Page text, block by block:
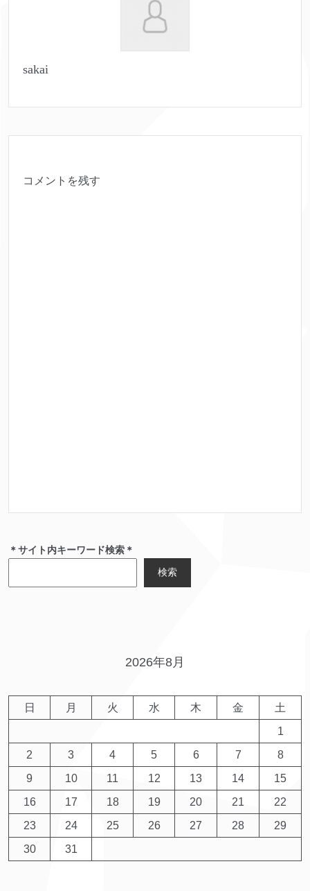
sakai
コメントを残す
＊サイト内キーワード検索＊
検索
2026年8月
日 月 火 水 木 金
土
1
2
3 4 5 6 7
8
9
10 11 12 13 14
15
16
17 18 19 20 21
22
23
24 25 26 27 28
29
30
31